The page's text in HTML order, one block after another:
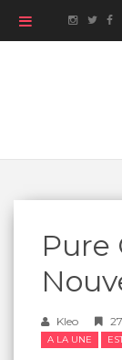
Pure
Kleo
A LA UNE